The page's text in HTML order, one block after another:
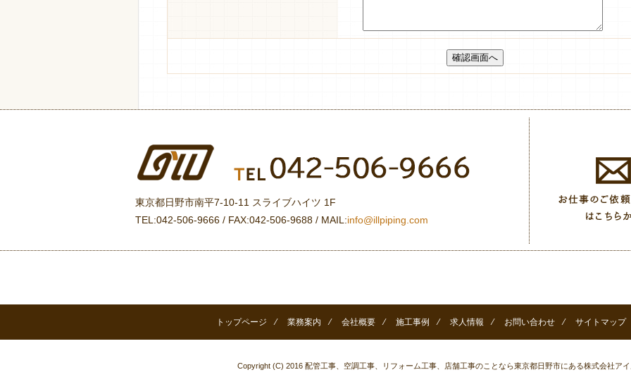
東京都日野市南平7-10-11 スライブハイツ 1F
TEL:042-506-9666 / FAX:042-506-9688 / MAIL:info@illpiping.com
トップページ ⁄ 業務案内 ⁄ 会社概要 ⁄ 施工事例 ⁄ 求人情報 ⁄ お問い合わせ ⁄ サイトマップ
Copyright (C) 2016 配管工事、空調工事、リフォーム工事、店舗工事のことなら東京都日野市にある株式会社ア